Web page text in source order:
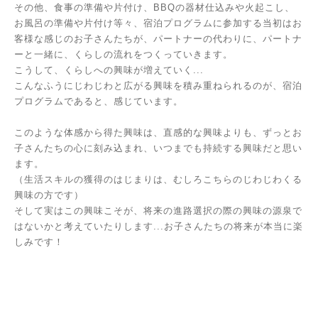
その他、食事の準備や片付け、BBQの器材仕込みや火起こし、
お風呂の準備や片付け等々、宿泊プログラムに参加する当初はお
客様な感じのお子さんたちが、パートナーの代わりに、パートナ
ーと一緒に、くらしの流れをつくっていきます。
こうして、くらしへの興味が増えていく...
こんなふうにじわじわと広がる興味を積み重ねられるのが、宿泊
プログラムであると、感じています。
このような体感から得た興味は、直感的な興味よりも、ずっとお
子さんたちの心に刻み込まれ、いつまでも持続する興味だと思い
ます。
（生活スキルの獲得のはじまりは、むしろこちらのじわじわくる
興味の方です）
そして実はこの興味こそが、将来の進路選択の際の興味の源泉で
はないかと考えていたりします...お子さんたちの将来が本当に楽
しみです！